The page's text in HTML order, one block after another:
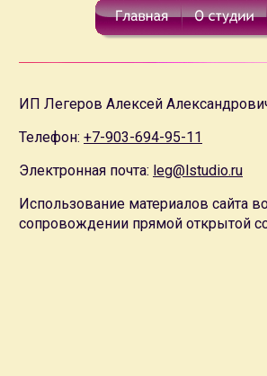
ИП Легеров Алексей
Телефон: +7-903-694-95-11
Электронная почта: leg@lstudio.ru
Использование материалов сайта
сопровождении прямой открытой